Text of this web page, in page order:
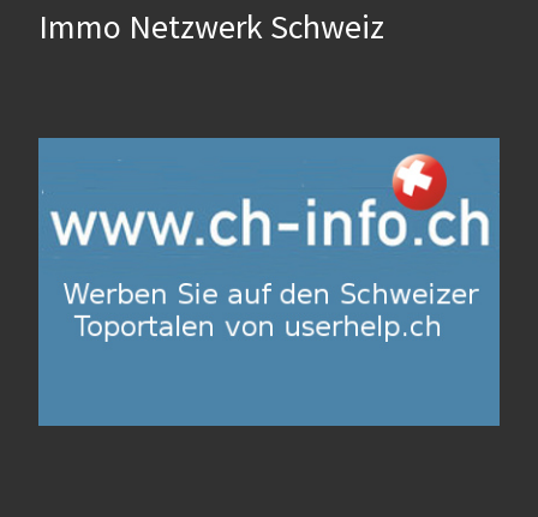
Immo Netzwerk Schweiz